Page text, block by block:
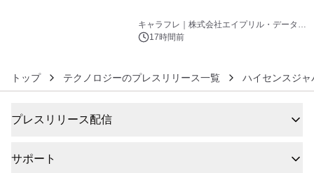
キャラフレ｜株式会社エイプリル・データ・
デザインズ
17時間前
トップ テクノロジーのプレスリリース一覧 ハイセンスジ
プレスリリース配信
サポート